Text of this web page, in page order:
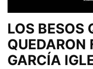
LOS BESOS
QUEDARON
GARCÍA